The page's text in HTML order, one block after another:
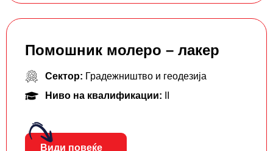
Помошник молеро – лакер
Сектор: Градежништво и геодезија
Ниво на квалификации:
Види повеќе